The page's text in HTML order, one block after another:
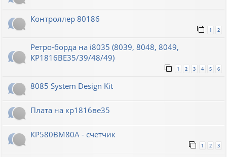
Контроллер 80186
1 2
Ретро-борда на i8035 (8039, 8048, 8049,
КР1816ВЕ35/39/48/49)
1 2 3 4 5 6
8085 System Design Kit
Плата на кр1816ве35
КР580ВМ80А - счетчик
1 2 3